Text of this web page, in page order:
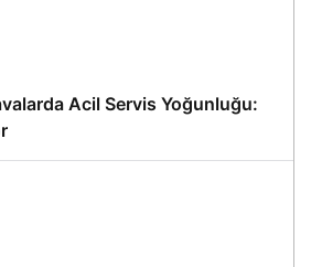
Acil Servis Yoğunluğu: